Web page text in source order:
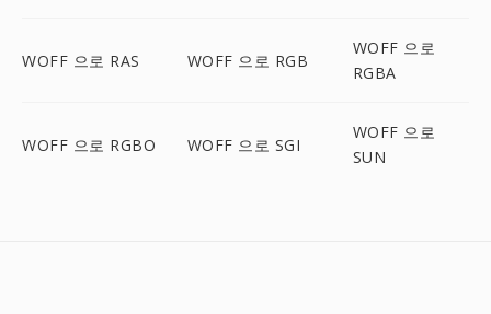
WOFF 으로 RAS WOFF 으로 RGB
WOFF 으로
RGBA
WOFF 으로 RGBO WOFF 으로 SGI
WOFF 으로
SUN